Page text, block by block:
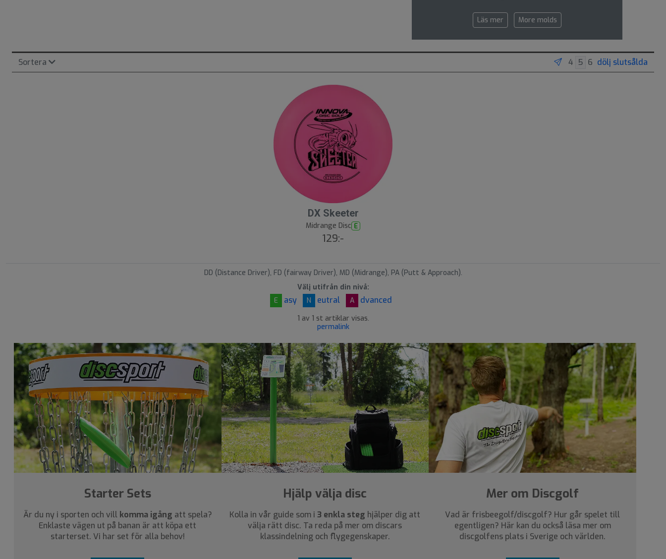
Läs mer More molds
Sortera dölj slutsålda
DX Skeeter
Midrange Disc E
129:-
DD (Distance Driver), FD (fairway Driver), MD (Midrange), PA (Putt & Approach).
Välj utifrån din nivå:
E
asy N eutral A dvanced
1 av 1 st artiklar visas.
permalink
Starter Sets
Är du ny i sporten och vill komma igång att spela?
Enklaste vägen ut på banan är att köpa ett
starterset. Vi har set för alla behov!
Hjälp välja disc
Kolla in vår guide som i3 enkla steg hjälper dig att
välja rätt disc. Ta reda på mer om discars
klassindelning och flygegenskaper.
Mer om Discgolf
Vad är frisbeegolf/discgolf? Hur går spelet till
egentligen? Här kan du också läsa mer om
discgolfens plats i Sverige och världen.